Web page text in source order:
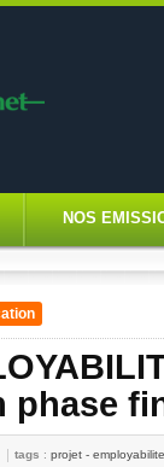
NOS
phase
tags : projet -